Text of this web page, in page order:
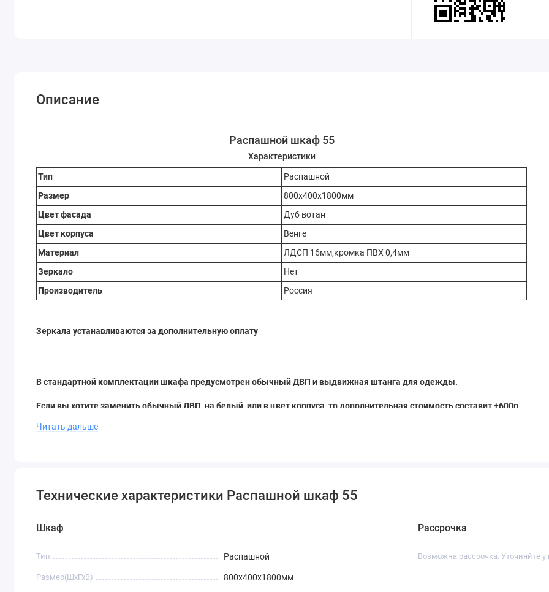
Описание
Распашной шкаф 55
Характеристики
Тип
Распашной
Размер
800х400х1800мм
Цвет фасада
Дуб вотан
Цвет корпуса
Венге
Материал
ЛДСП 16мм,кромка ПВХ 0,4мм
Зеркало
Нет
Производитель
Россия
Зеркала устанавливаются за дополнительную оплату
В стандартной комплектации шкафа предусмотрен обычный ДВП и выдвижная штанга для одежды.
Если вы хотите заменить обычный ДВП на белый или в цвет корпуса, то дополнительная стоимость составит +600р
(см. примеры на фото).
Читать дальше
Технические характеристики Распашной шкаф 55
Шкаф
Тип Распашной
Размер(ШхГхВ) 800х400х1800мм
Рассрочка
Возможна рассрочка. Уточняйте